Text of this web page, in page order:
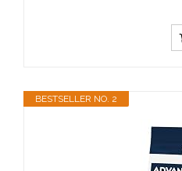
BESTSELLER NO. 2